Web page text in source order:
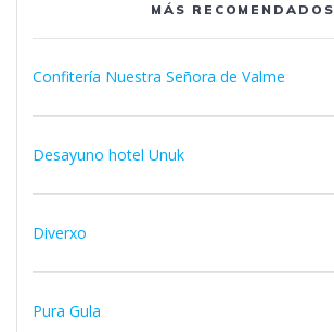
MÁS RECOMENDADOS
Confitería Nuestra Señora de Valme
Desayuno hotel Unuk
Diverxo
Pura Gula